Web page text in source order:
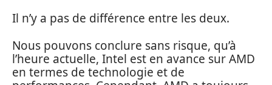
Il n’y a pas de différence entre les deux.
Nous pouvons conclure sans risque, qu’à
l’heure actuelle, Intel est en avance sur AMD
en termes de technologie et de